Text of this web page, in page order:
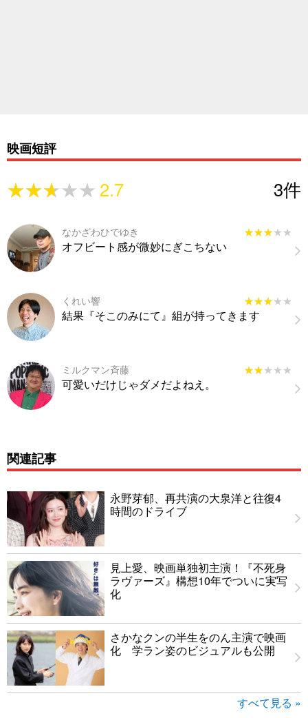
映画短評
★★★★★
★★★★★ 2.7 3件
なかざわひでゆき ★★★★★
★★★★★
オフビート感が微妙にぎこちない
くれい響 ★★★★★
★★★★★
結果『そこのみにて』組が持ってきます
ミルクマン斉藤 ★★★★★
★★★★★
可愛いだけじゃダメだよねえ。
関連記事
永野芽郁、再共演の大泉洋と往復4
時間のドライブ
見上愛、映画単独初主演！『不死身
ラヴァーズ』構想10年でついに実写
化
さかなクンの半生をのん主演で映画
化 学ラン姿のビジュアルも公開
すべて見る »